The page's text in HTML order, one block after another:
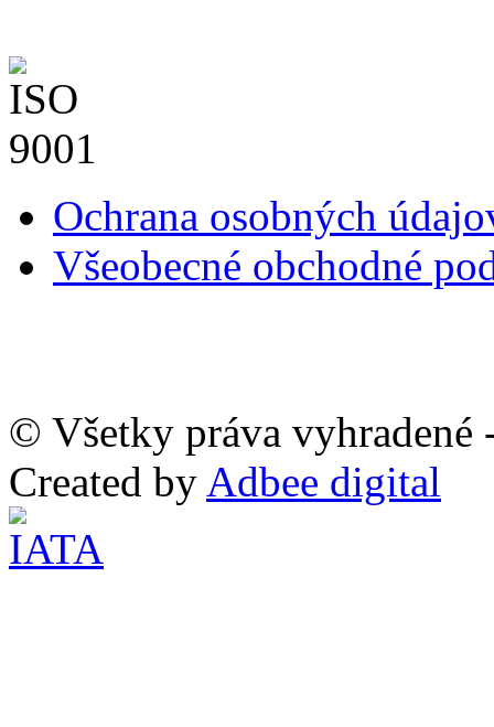
Ochrana osobných
Všeobecné obchodné
© Všetky práva vyhradené
Created by Adbee digital